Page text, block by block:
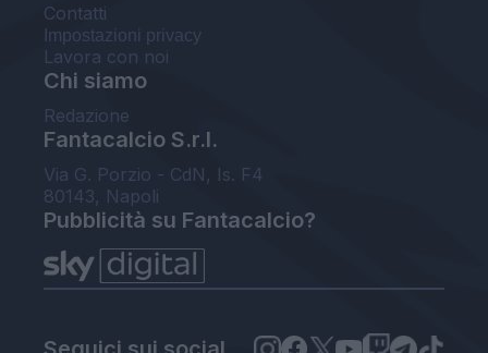
Contatti
Impostazioni privacy
Lavora con noi
Chi siamo
Redazione
Fantacalcio S.r.l.
Via G. Porzio - CdN, Is. F4
80143, Napoli
Pubblicità su Fantacalcio?